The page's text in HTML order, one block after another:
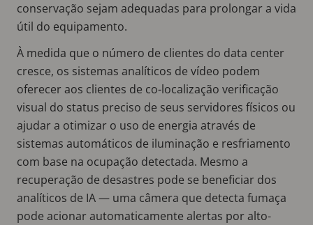
conservação sejam adequadas para prolongar a vida
útil do equipamento.
À medida que o número de clientes do data center
cresce, os sistemas analíticos de vídeo podem
oferecer aos clientes de co-localização verificação
visual do status preciso de seus servidores físicos ou
ajudar a otimizar o uso de energia através de
sistemas automáticos de iluminação e resfriamento
com base na ocupação detectada. Mesmo a
recuperação de desastres pode se beneficiar dos
analíticos de IA — uma câmera que detecta fumaça
pode acionar automaticamente alertas por alto-